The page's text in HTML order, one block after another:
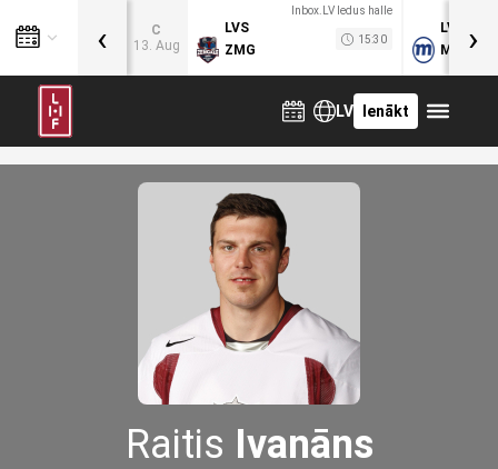
C
13. Aug
Inbox.LV ledus halle
LVS
ZMG
15:30
LVB
MOG
‹ ›
LV Ienākt
Raitis Ivanāns